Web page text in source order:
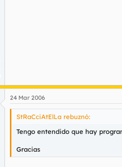
24 Mar 2006
StRaCciAtElLa rebuznó:
Tengo entendido que hay
Gracias